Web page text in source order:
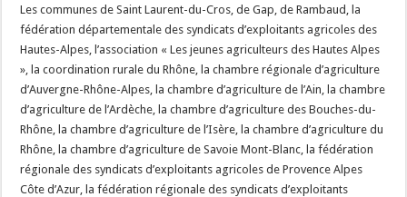
Les communes de Saint Laurent-du-Cros, de Gap, de Rambaud, la
fédération départementale des syndicats d’exploitants agricoles des
Hautes-Alpes, l’association « Les jeunes agriculteurs des Hautes Alpes
», la coordination rurale du Rhône, la chambre régionale d’agriculture
d’Auvergne-Rhône-Alpes, la chambre d’agriculture de l’Ain, la chambre
d’agriculture de l’Ardèche, la chambre d’agriculture des Bouches-du-
Rhône, la chambre d’agriculture de l’Isère, la chambre d’agriculture du
Rhône, la chambre d’agriculture de Savoie Mont-Blanc, la fédération
régionale des syndicats d’exploitants agricoles de Provence Alpes
Côte d’Azur, la fédération régionale des syndicats d’exploitants